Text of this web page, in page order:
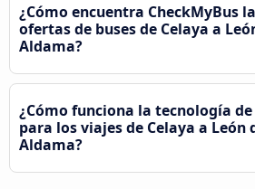
¿Cómo encuentra CheckMyBus
ofertas de buses de Celaya a
Aldama?
¿Cómo funciona la tecnología de
para los viajes de Celaya a León
Aldama?